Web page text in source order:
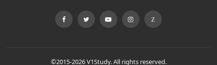
©2015-2026 V1Study. All rights reserved.